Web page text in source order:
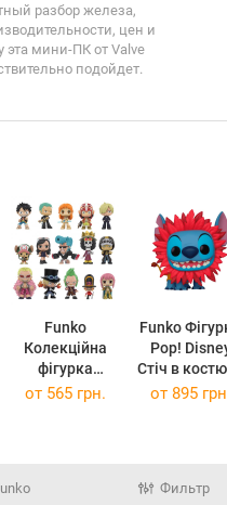
разбор железа,
цен и
эта мини-ПК от Valve
подойдет.
Funko
Колекційна
фігурка
Mystery Minis -
Funko
Pop!
Стіч в
от 565 грн. от 895
Фильтр